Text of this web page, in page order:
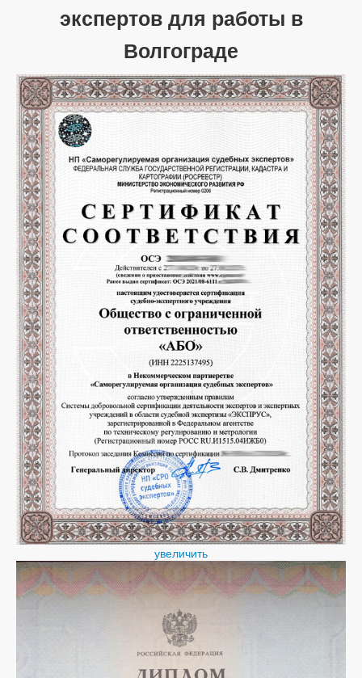
экспертов для работы в
Волгограде
увеличить